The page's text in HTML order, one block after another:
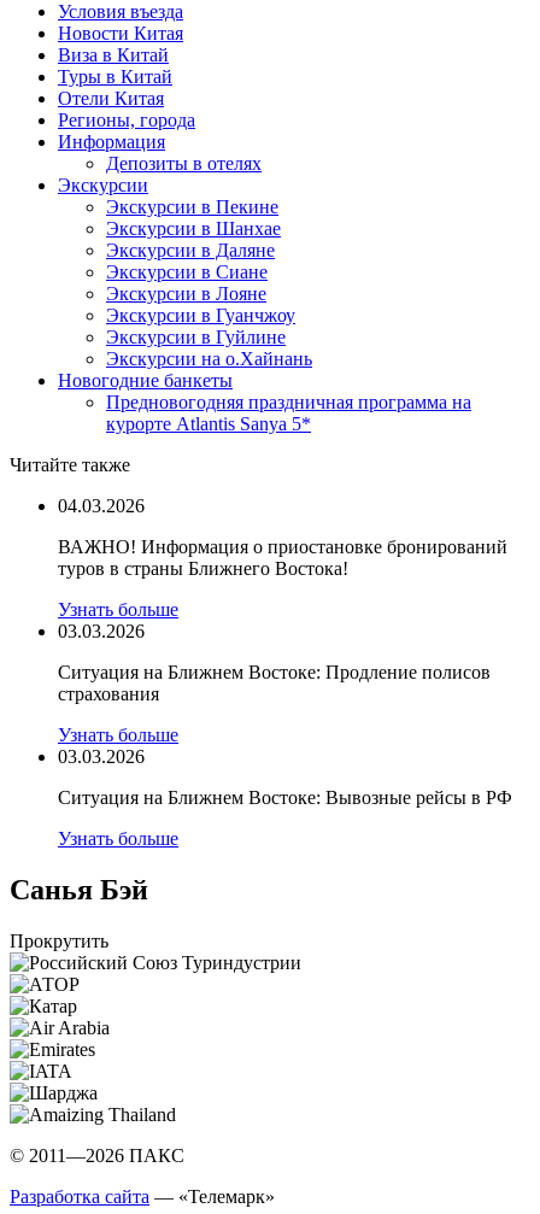
Условия въезда
Новости Китая
Виза в Китай
Туры в Китай
Отели Китая
Регионы, города
Информация
Депозиты в отелях
Экскурсии
Экскурсии в Пекине
Экскурсии в Шанхае
Экскурсии в Даляне
Экскурсии в Сиане
Экскурсии в Лояне
Экскурсии в Гуанчжоу
Экскурсии в Гуйлине
Экскурсии на о.Хайнань
Новогодние банкеты
Предновогодняя праздничная программа на
курорте Atlantis Sanya 5*
Читайте также
04.03.2026
ВАЖНО! Информация о приостановке бронирований
туров в страны Ближнего Востока!
Узнать больше
03.03.2026
Ситуация на Ближнем Востоке: Продление полисов
страхования
Узнать больше
03.03.2026
Ситуация на Ближнем Востоке: Вывозные рейсы в РФ
Узнать больше
Санья Бэй
Прокрутить
© 2011—2026 ПАКС
Разработка сайта — «Телемарк»